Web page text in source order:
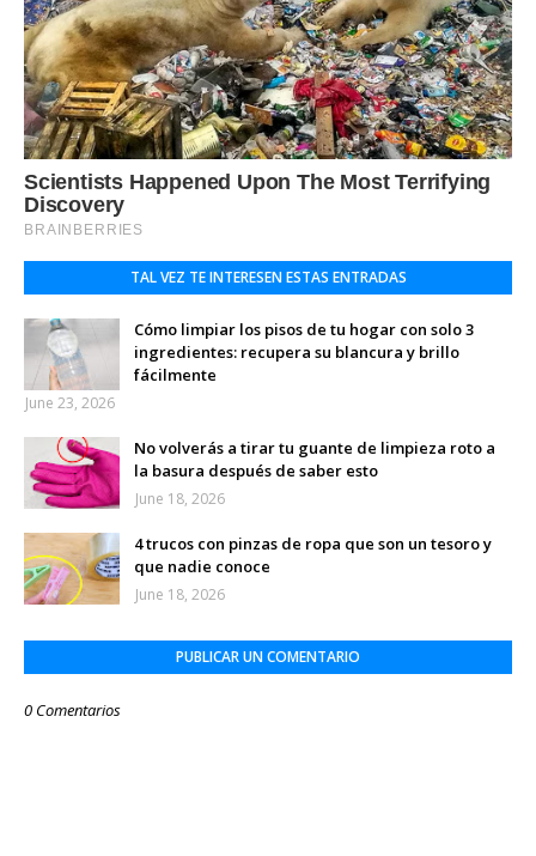
TAL VEZ TE INTERESEN ESTAS ENTRADAS
Cómo limpiar los pisos de tu hogar con solo 3
ingredientes: recupera su blancura y brillo
fácilmente
June 23, 2026
No volverás a tirar tu guante de limpieza roto a
la basura después de saber esto
June 18, 2026
4 trucos con pinzas de ropa que son un tesoro y
que nadie conoce
June 18, 2026
PUBLICAR UN COMENTARIO
0 Comentarios